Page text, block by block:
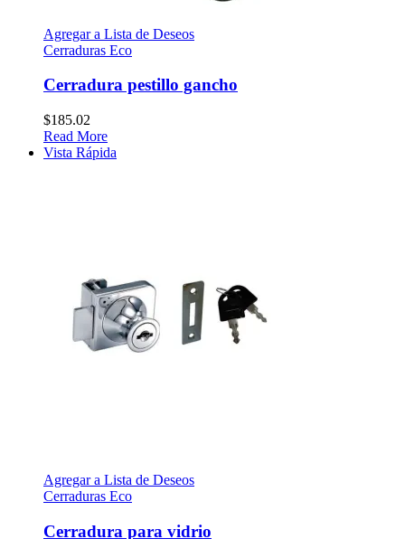
Agregar a Lista de Deseos
Cerraduras Eco
Cerradura pestillo gancho
$185.02
Read More
Vista Rápida
Agregar a Lista de Deseos
Cerraduras Eco
Cerradura para vidrio